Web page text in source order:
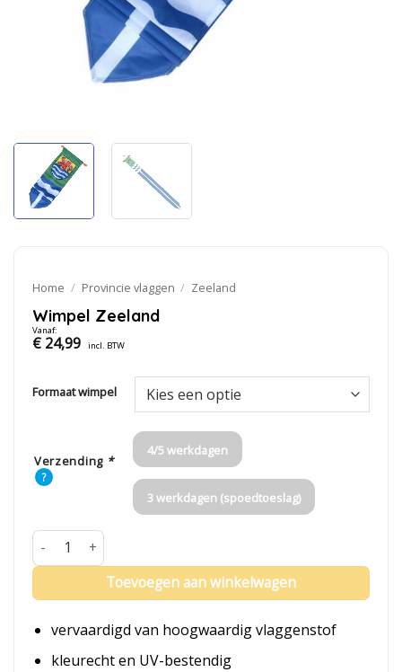
Home / Provincie vlaggen / Zeeland
Wimpel Zeeland
Vanaf:
€24,99 incl. BTW
Formaat wimpel
Verzending *
?
4/5 werkdagen
3 werkdagen (spoedtoeslag)
Wimpel Zeeland aantal
Toevoegen aan winkelwagen
vervaardigd van hoogwaardig vlaggenstof
kleurecht en UV-bestendig